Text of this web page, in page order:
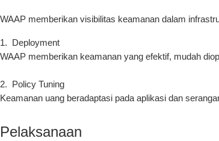
WAAP memberikan visibilitas keamanan dalam
Deployment
WAAP memberikan keamanan yang efektif, mudah
Policy Tuning
Keamanan uang beradaptasi pada aplikasi dan
Pelaksanaan